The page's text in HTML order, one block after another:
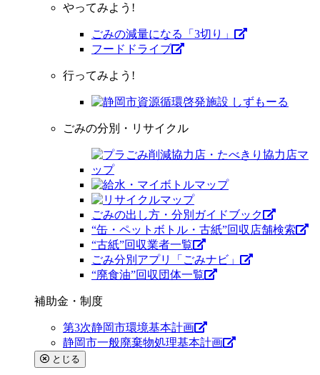
やってみよう!
ごみの減量になる「3切り」
フードドライブ
行ってみよう!
ごみの分別・リサイクル
ごみの出し方・分別ガイドブック
“缶・ペットボトル・古紙”回収店舗検索
“古紙”回収業者一覧
ごみ分別アプリ「ごみナビ」
“廃食油”回収団体一覧
補助金・制度
第3次静岡市環境基本計画
静岡市一般廃棄物処理基本計画
とじる